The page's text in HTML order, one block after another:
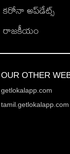
కరోనా అప్‌డేట్స్
రాజకీయం
OUR OTHER
getlokalapp.com
tamil.getlokalapp.com